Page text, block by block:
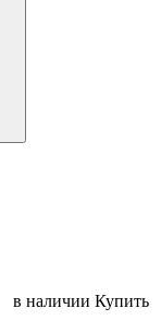
в наличии Купить